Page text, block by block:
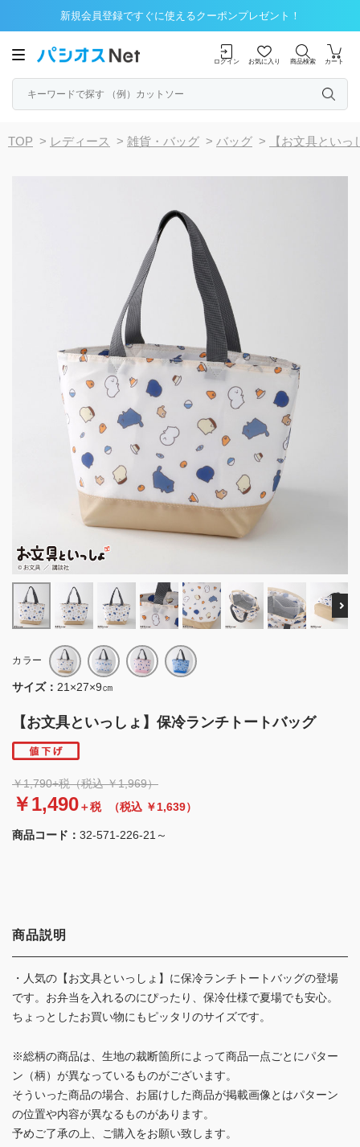
新規会員登録ですぐに使えるクーポンプレゼント！
ログイン お気に入り 商品検索 カート
TOP > レディース > 雑貨・バッグ > バッグ > 【お文具とい
【お文具といっしょ】保冷ランチトートバッグ
￥1,790+税（税込 ￥1,969）
￥1,490＋税 （税込 ￥1,639）
商品コード： 32-571-226-21～
カラー
サイズ： 21×27×9㎝
商品説明
・人気の【お文具といっしょ】に保冷ランチトートバッグの登場
です。お弁当を入れるのにぴったり、保冷仕様で夏場でも安心。
ちょっとしたお買い物にもピッタリのサイズです。
※総柄の商品は、生地の裁断箇所によって商品一点ごとにパター
ン（柄）が異なっているものがございます。
そういった商品の場合、お届けした商品が掲載画像とはパターン
の位置や内容が異なるものがあります。
予めご了承の上、ご購入をお願い致します。